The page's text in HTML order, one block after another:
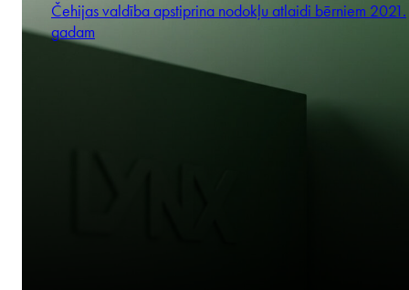
Čehijas valdība apstiprina nodokļu atlaidi bērniem 2021.
gadam